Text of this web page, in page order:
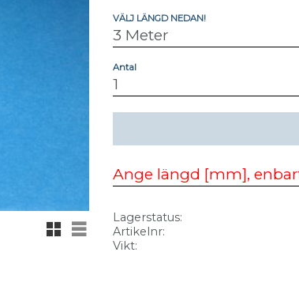
Rutnätsvy
Listvy
VÄLJ LÄNGD NEDAN!
Antal
Lagerstatus
Artikelnr
Vikt